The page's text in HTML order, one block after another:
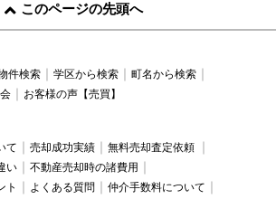
このページの先頭へ
件検索 学区から検索
町名から検索
お客様の声【売買】
て 売却成功実績
無料売却査定依頼
い
不動産売却時の諸費用
ト
よくある質問
仲介手数料について